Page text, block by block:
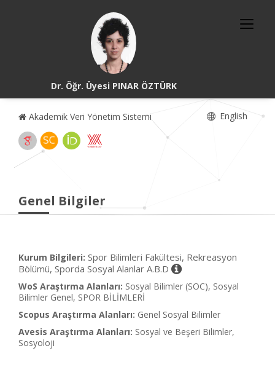
Dr. Öğr. Üyesi PINAR ÖZTÜRK
Akademik Veri Yönetim Sistemi English
Genel Bilgiler
Kurum Bilgileri: Spor Bilimleri Fakültesi, Rekreasyon
Bölümü, Sporda Sosyal Alanlar A.B.D
WoS Araştırma Alanları: Sosyal Bilimler (SOC), Sosyal
Bilimler Genel, SPOR BİLİMLERİ
Scopus Araştırma Alanları: Genel Sosyal Bilimler
Avesis Araştırma Alanları: Sosyal ve Beşeri Bilimler,
Sosyoloji